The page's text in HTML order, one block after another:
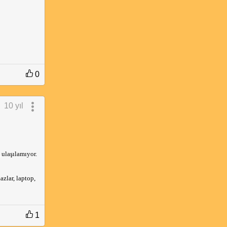
0
10 yıl
laptop,
1